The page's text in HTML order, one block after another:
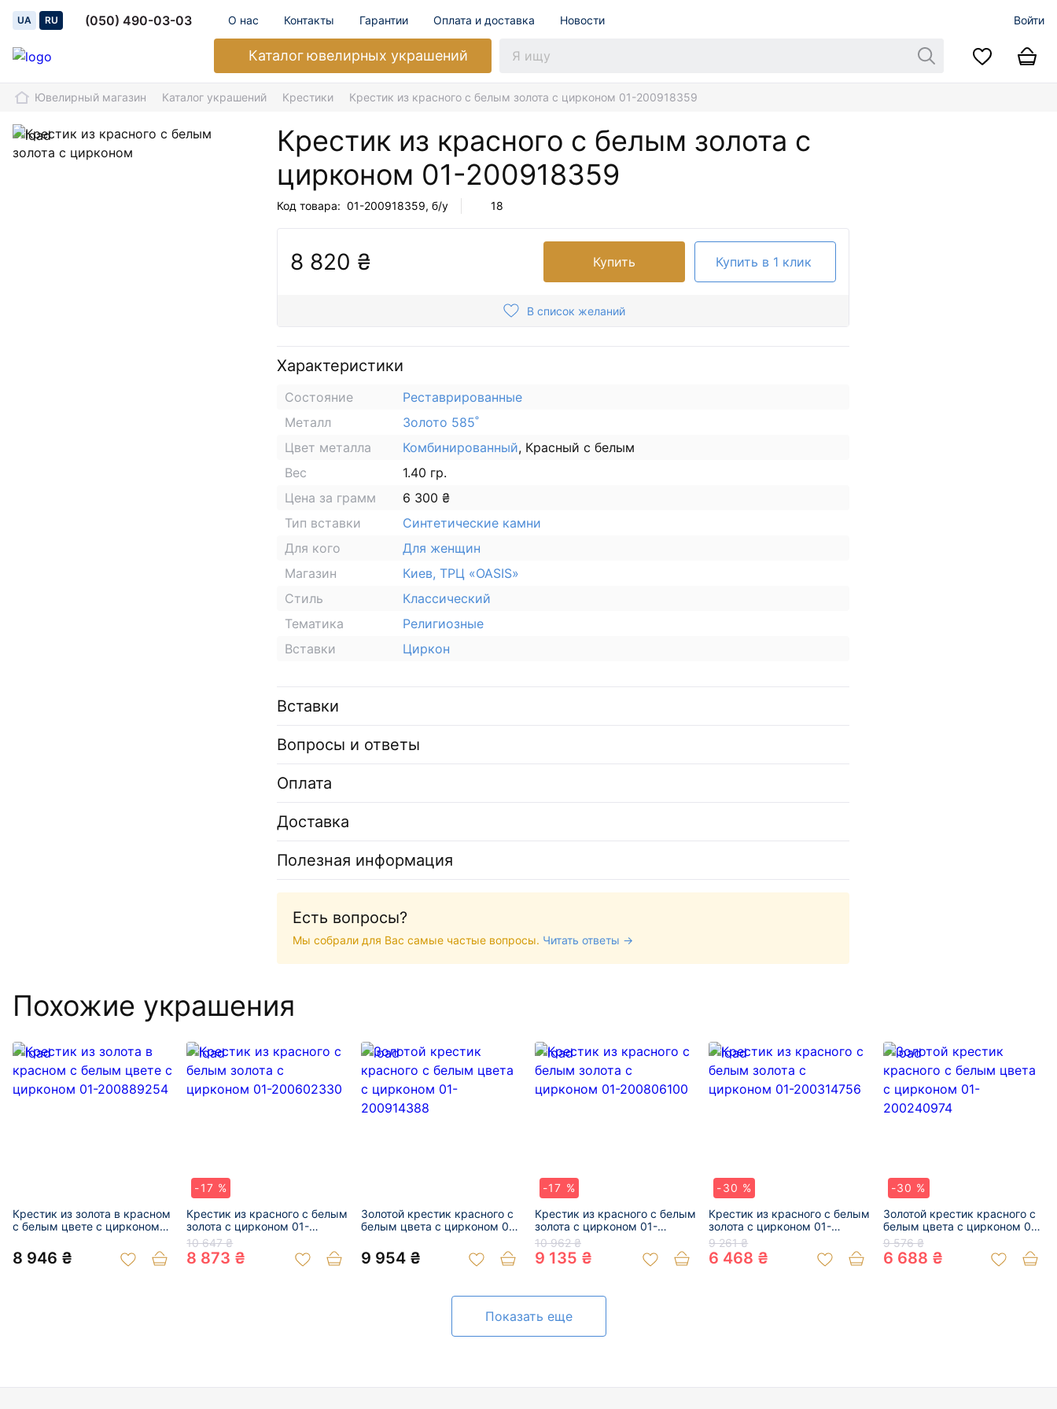
UA RU (050) 490-03-03 О нас Контакты Гарантии Оплата и доставка Новости Войти
Каталогювелирных украшений
Ювелирный магазин Каталог украшений Крестики Крестик из красного с белым золота с цирконом 01-200918359
Крестик из красного с белым золота с
цирконом 01-200918359
Код товара: 01-200918359, б/у 18
8 820 ₴ Купить Купить в 1 клик
В список желаний
Характеристики
Состояние
Реставрированные
Металл
Золото 585˚
Цвет металла
Комбинированный, Красный с белым
Вес
1.40 гр.
Цена за грамм
6 300 ₴
Тип вставки
Синтетические камни
Для кого
Для женщин
Магазин
Киев, ТРЦ «OASIS»
Стиль
Классический
Тематика
Религиозные
Вставки
Циркон
Вставки
Вопросы и ответы
Оплата
Доставка
Полезная информация
Есть вопросы?
Мы собрали для Вас самые частые вопросы. Читать ответы →
Похожие украшения
Крестик из золота в красном
с белым цвете с цирконом
8 946 ₴
-17 %
Крестик из красного с белым
золота с цирконом 01-
200602330
10 647 ₴
8 873 ₴
Золотой крестик красного с
белым цвета с цирконом 01-
9 954 ₴
-17 %
Крестик из красного с белым
золота с цирконом 01-
200806100
10 962 ₴
9 135 ₴
-30 %
Крестик из красного с белым
золота с цирконом 01-
200314756
9 261 ₴
6 468 ₴
-30 %
Золотой крестик красного с
белым цвета с цирконом 01-
200240974
9 576 ₴
6 688 ₴
Показать еще